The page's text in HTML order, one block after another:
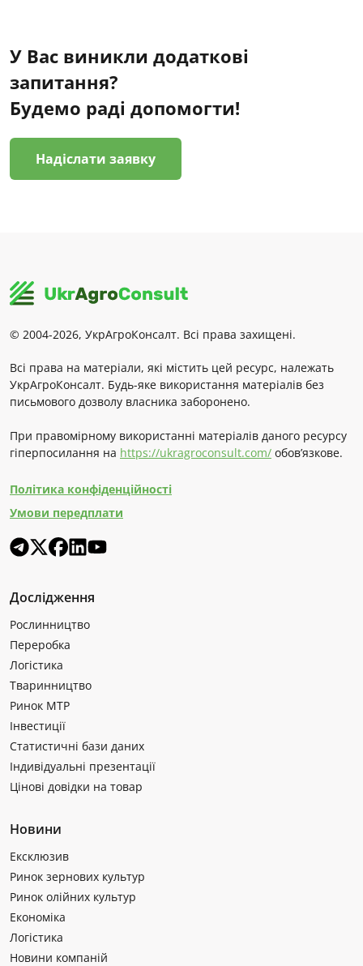
У Вас виникли додаткові
запитання?
Будемо раді допомогти!
Надіслати заявку
© 2004-2026, УкрАгроКонсалт. Всі права захищені.
Всі права на матеріали, які містить цей ресурс, належать
УкрАгроКонсалт. Будь-яке використання матеріалів без
письмового дозволу власника заборонено.
При правомірному використанні матеріалів даного ресурсу
гіперпосилання на https://ukragroconsult.com/ обов’язкове.
Політика конфіденційності
Умови передплати
Дослідження
Рослинництво
Переробка
Логістика
Тваринництво
Ринок МТР
Інвестиції
Статистичні бази даних
Індивідуальні презентації
Цінові довідки на товар
Новини
Ексклюзив
Ринок зернових культур
Ринок олійних культур
Економіка
Логістика
Новини компаній